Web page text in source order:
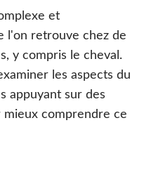
et
l'on retrouve chez de
y compris le cheval.
les aspects du
appuyant sur des
comprendre ce